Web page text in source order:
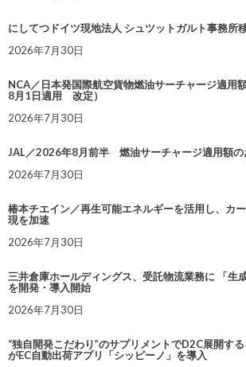
にしてつドイツ現地法人 シュツットガルト事務所
2026年7月30日
NCA／日本発国際航空貨物燃油サーチャージ適用
8月1日適用 改定）
2026年7月30日
JAL／2026年8月前半 燃油サーチャージ適用額の
2026年7月30日
椿本チエイン／再生可能エネルギーを活用し、カ
現を加速
2026年7月30日
三井倉庫ホールディングス、受託物流業務に 「生
を開発・導入開始
2026年7月30日
“独自開発こだわり”のサプリメントでD2C展開する
がEC自動出荷アプリ「シッピーノ」を導入